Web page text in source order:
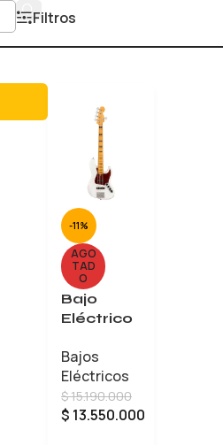
Filtros
-11%
AGO
TAD
O
Bajo
Eléctrico
American
Ultra
Jazz Bass
V
Bajos
Eléctricos
$15.190.000
$ 13.550.000